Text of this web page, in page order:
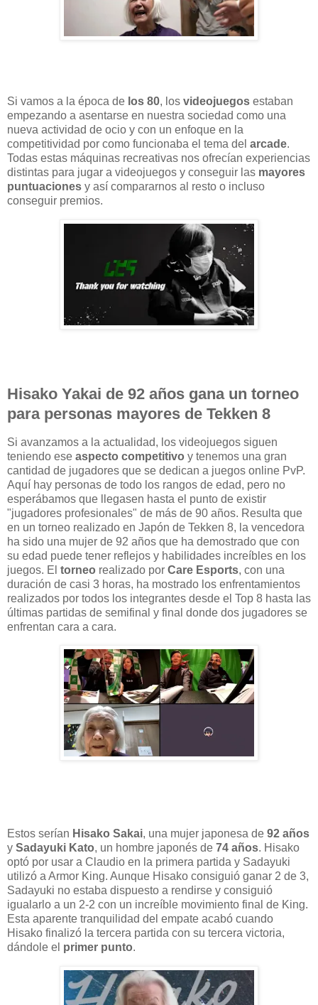
Si vamos a la época de los 80, los videojuegos estaban
empezando a asentarse en nuestra sociedad como una
nueva actividad de ocio y con un enfoque en la
competitividad por como funcionaba el tema del arcade.
Todas estas máquinas recreativas nos ofrecían experiencias
distintas para jugar a videojuegos y conseguir las mayores
puntuaciones y así compararnos al resto o incluso
conseguir premios.
Hisako Yakai de 92 años gana un torneo
para personas mayores de Tekken 8
Si avanzamos a la actualidad, los videojuegos siguen
teniendo ese aspecto competitivo y tenemos una gran
cantidad de jugadores que se dedican a juegos online PvP.
Aquí hay personas de todo los rangos de edad, pero no
esperábamos que llegasen hasta el punto de existir
"jugadores profesionales" de más de 90 años. Resulta que
en un torneo realizado en Japón de Tekken 8, la vencedora
ha sido una mujer de 92 años que ha demostrado que con
su edad puede tener reflejos y habilidades increíbles en los
juegos. El torneo realizado por Care Esports, con una
duración de casi 3 horas, ha mostrado los enfrentamientos
realizados por todos los integrantes desde el Top 8 hasta las
últimas partidas de semifinal y final donde dos jugadores se
enfrentan cara a cara.
Estos serían Hisako Sakai, una mujer japonesa de 92 años
y Sadayuki Kato, un hombre japonés de 74 años. Hisako
optó por usar a Claudio en la primera partida y Sadayuki
utilizó a Armor King. Aunque Hisako consiguió ganar 2 de 3,
Sadayuki no estaba dispuesto a rendirse y consiguió
igualarlo a un 2-2 con un increíble movimiento final de King.
Esta aparente tranquilidad del empate acabó cuando
Hisako finalizó la tercera partida con su tercera victoria,
dándole el primer punto.